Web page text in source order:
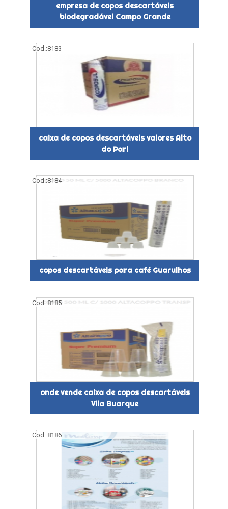
empresa de copos descartáveis
biodegradável Campo Grande
Cod.:8183
caixa de copos descartáveis valores Alto
do Pari
Cod.:8184
copos descartáveis para café Guarulhos
Cod.:8185
onde vende caixa de copos descartáveis
Vila Buarque
Cod.:8186